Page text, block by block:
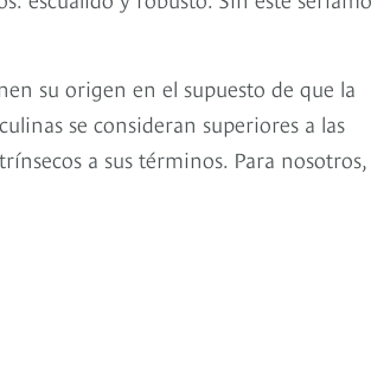
su origen en el supuesto de que la
se consideran superiores a las
a sus términos. Para nosotros,